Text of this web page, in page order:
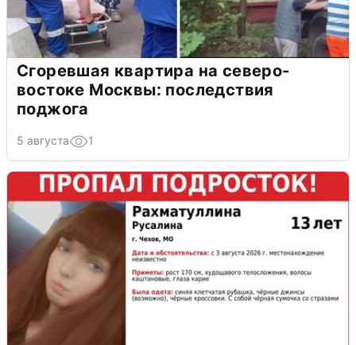
Сгоревшая квартира на северо-
востоке Москвы: последствия
поджога
5 августа 1